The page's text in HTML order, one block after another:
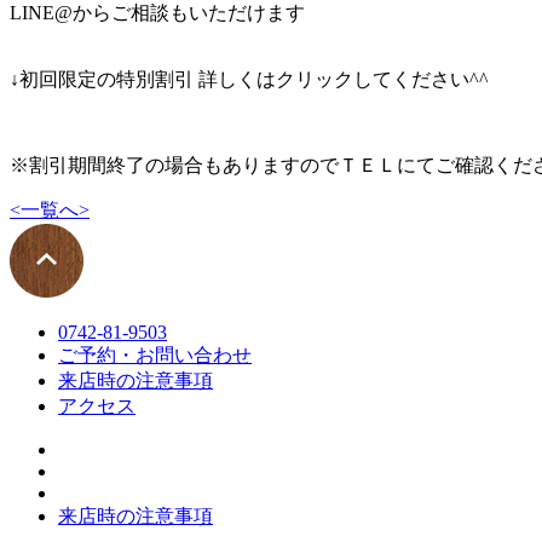
LINE@からご相談もいただけます
↓初回限定の特別割引 詳しくはクリックしてください^^
※割引期間終了の場合もありますのでＴＥＬにてご確認くだ
<一覧へ>
0742-81-9503
ご予約・お問い合わせ
来店時の注意事項
アクセス
来店時の注意事項